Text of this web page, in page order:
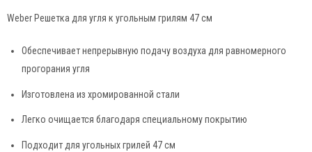
Weber Решетка для угля к угольным грилям 47 см
Обеспечивает непрерывную подачу воздуха для равномерного
прогорания угля
Изготовлена из хромированной стали
Легко очищается благодаря специальному покрытию
Подходит для угольных грилей 47 см